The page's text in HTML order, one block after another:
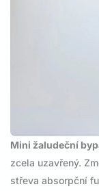
Mini žaludeční
zcela uzavřený.
střeva absorpční